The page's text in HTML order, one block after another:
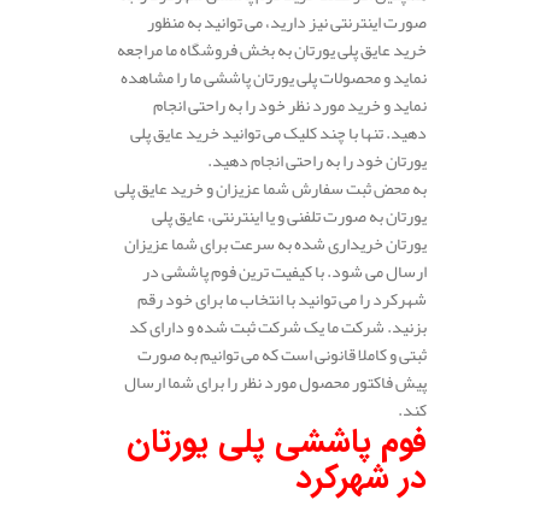
صورت اینترنتی نیز دارید، می توانید به منظور
خرید عایق پلی یورتان به بخش فروشگاه ما مراجعه
نماید و محصولات پلی یورتان پاششی ما را مشاهده
نماید و خرید مورد نظر خود را به راحتی انجام
دهید. تنها با چند کلیک می توانید خرید عایق پلی
یورتان خود را به راحتی انجام دهید.
به محض ثبت سفارش شما عزیزان و خرید عایق پلی
یورتان به صورت تلفنی و یا اینترنتی، عایق پلی
یورتان خریداری شده به سرعت برای شما عزیزان
ارسال می شود. با کیفیت ترین فوم پاششی در
شهرکرد را می توانید با انتخاب ما برای خود رقم
بزنید. شرکت ما یک شرکت ثبت شده و دارای کد
ثبتی و کاملا قانونی است که می توانیم به صورت
پیش فاکتور محصول مورد نظر را برای شما ارسال
کند.
فوم پاششی پلی یورتان
در شهرکرد